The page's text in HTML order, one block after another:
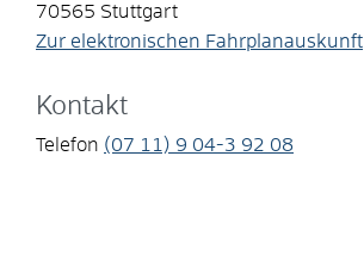
70565 Stuttgart
Zur elektronischen Fahrplanauskunft
Kontakt
Telefon (07 11) 9 04-3 92 08